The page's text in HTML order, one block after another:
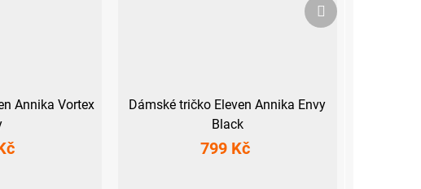
Annika Vortex
Dámské tričko Eleven Annika Envy
Black
799 Kč
Další
produkt